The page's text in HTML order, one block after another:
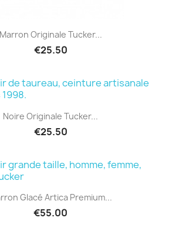
Marron Originale Tucker...
€25.50
Noire Originale Tucker...
€25.50
Glacé Artica Premium...
€55.00